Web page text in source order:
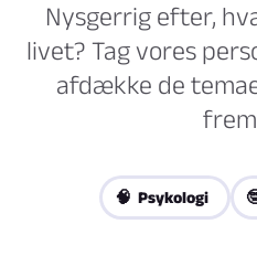
Nysgerrig efter,
livet? Tag vores
afdække de
🧠 Psykologi